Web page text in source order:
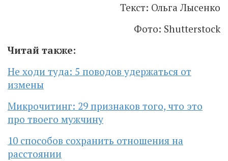
Текст: Ольга Лысенко
Фото: Shutterstock
Читай также:
Не ходи туда: 5 поводов удержаться от
измены
Микрочитинг: 29 признаков того, что это
про твоего мужчину
10 способов сохранить отношения на
расстоянии